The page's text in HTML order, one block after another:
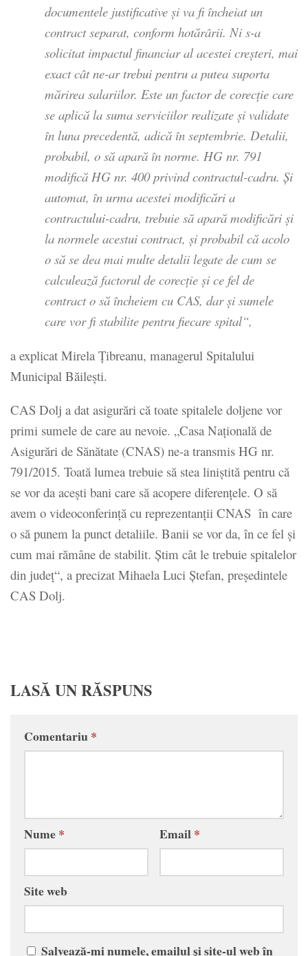
documentele justificative și va fi încheiat un
contract separat, conform hotărârii. Ni s-a
solicitat impactul financiar al acestei creșteri, mai
exact cât ne-ar trebui pentru a putea suporta
mărirea salariilor. Este un factor de corecție care
se aplică la suma serviciilor realizate și validate
în luna precedentă, adică în septembrie. Detalii,
probabil, o să apară în norme. HG nr. 791
modifică HG nr. 400 privind contractul-cadru. Și
automat, în urma acestei modificări a
contractului-cadru, trebuie să apară modificări și
la normele acestui contract, și probabil că acolo
o să se dea mai multe detalii legate de cum se
calculează factorul de corecție și ce fel de
contract o să încheiem cu CAS, dar și sumele
care vor fi stabilite pentru fiecare spital“,
a explicat Mirela Ţibreanu, managerul Spitalului
Municipal Băileşti.
CAS Dolj a dat asigurări că toate spitalele doljene vor
primi sumele de care au nevoie. „Casa Națională de
Asigurări de Sănătate (CNAS) ne-a transmis HG nr.
791/2015. Toată lumea trebuie să stea liniștită pentru că
se vor da acești bani care să acopere diferențele. O să
avem o videoconferință cu reprezentanții CNAS în care
o să punem la punct detaliile. Banii se vor da, în ce fel și
cum mai rămâne de stabilit. Știm cât le trebuie spitalelor
din județ“, a precizat Mihaela Luci Ștefan, președintele
CAS Dolj.
LASĂ UN RĂSPUNS
Comentariu*
Nume* Email*
Site web
Salvează-mi numele, emailul și site-ul web în